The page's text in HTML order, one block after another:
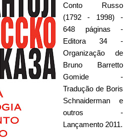
Conto Russo
(1792 - 1998) -
648 páginas -
Editora 34 -
Organização de
Bruno Barretto
Gomide -
Tradução de Boris
Schnaiderman e
outros -
Lançamento 2011.